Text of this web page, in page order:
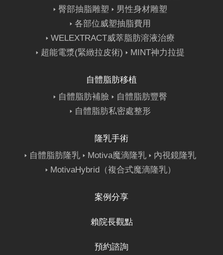
臀部抽脂雕塑
男性身材雕塑
各部位威塑抽脂費用
WELEXTRACT威萃脂肪溶液治療
超能電漿(緊緻拉皮術)
MINT神力拉提
自體脂肪移植
自體脂肪補臉
自體脂肪豐臀
自體脂肪私密處整形
隆乳手術
自體脂肪隆乳
Motiva魔滴隆乳
內視鏡隆乳
MotivaHybrid（複合式魔滴隆乳）
案例分享
賴院長觀點
預約諮詢